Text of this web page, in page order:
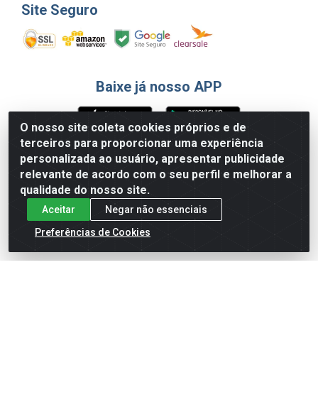
O nosso site coleta cookies próprios e de
terceiros para proporcionar uma experiência
personalizada ao usuário, apresentar publicidade
relevante de acordo com o seu perfil e melhorar a
qualidade do nosso site.
Aceitar
Negar não essenciais
Preferências de Cookies
Site Seguro
Baixe já nosso APP
Formas de Pagamento